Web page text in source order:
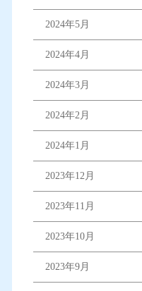
2024年5月
2024年4月
2024年3月
2024年2月
2024年1月
2023年12月
2023年11月
2023年10月
2023年9月